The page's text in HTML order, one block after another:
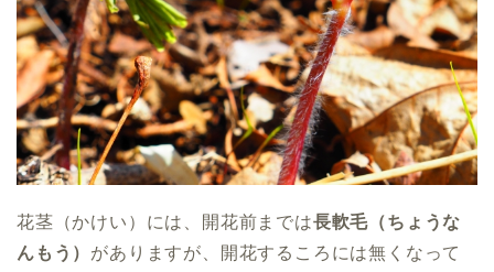
花茎（かけい）には、開花前までは長軟毛（ちょうな
んもう） がありますが、開花するころには無くなって